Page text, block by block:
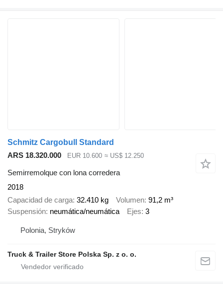
Schmitz Cargobull Standard
ARS 18.320.000
EUR 10.600 ≈ US$ 12.250
Semirremolque con lona corredera
2018
Capacidad de carga 32.410 kg Volumen 91,2 m³
Suspensión neumática/neumática Ejes 3
Polonia, Stryków
Truck & Trailer Store Polska Sp. z o. o.